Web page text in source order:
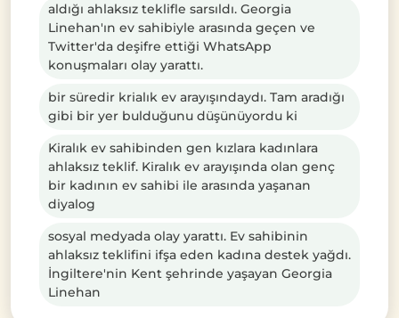
aldığı ahlaksız teklifle sarsıldı. Georgia
Linehan'ın ev sahibiyle arasında geçen ve
Twitter'da deşifre ettiği WhatsApp
konuşmaları olay yarattı.
bir süredir krialık ev arayışındaydı. Tam aradığı
gibi bir yer bulduğunu düşünüyordu ki
Kiralık ev sahibinden gen kızlara kadınlara
ahlaksız teklif. Kiralık ev arayışında olan genç
bir kadının ev sahibi ile arasında yaşanan
diyalog
sosyal medyada olay yarattı. Ev sahibinin
ahlaksız teklifini ifşa eden kadına destek yağdı.
İngiltere'nin Kent şehrinde yaşayan Georgia
Linehan